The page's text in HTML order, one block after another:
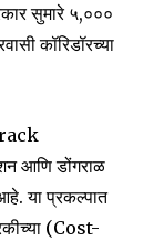
सुमारे ५,०००
कॉरिडॉरच्या
आणि डोंगराळ
या प्रकल्पात
(Cost-